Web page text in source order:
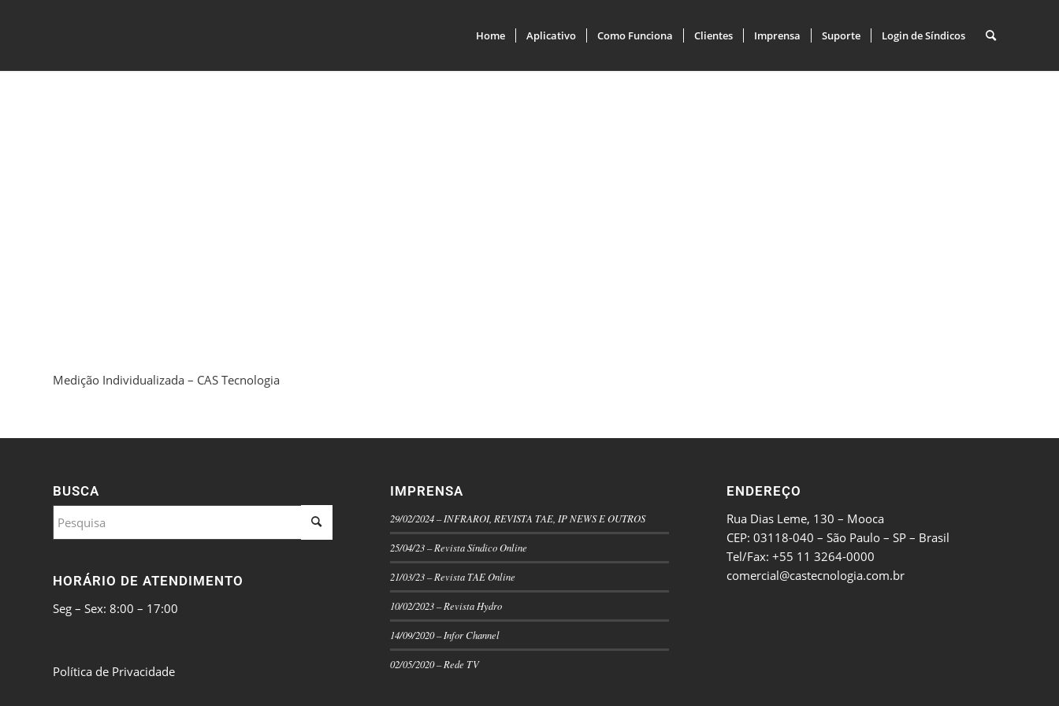
Home Aplicativo Como Funciona Clientes Imprensa Suporte Login de Síndicos
Medição Individualizada – CAS Tecnologia
BUSCA
HORÁRIO DE ATENDIMENTO
Seg – Sex: 8:00 – 17:00
Política de Privacidade
IMPRENSA
29/02/2024 – INFRAROI, REVISTA TAE, IP NEWS E OUTROS
25/04/23 – Revista Síndico Online
21/03/23 – Revista TAE Online
10/02/2023 – Revista Hydro
14/09/2020 – Infor Channel
02/05/2020 – Rede TV
ENDEREÇO
Rua Dias Leme, 130 – Mooca
CEP: 03118-040 – São Paulo – SP – Brasil
Tel/Fax: +55 11 3264-0000
comercial@castecnologia.com.br